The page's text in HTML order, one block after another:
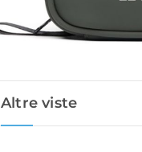
Altre viste